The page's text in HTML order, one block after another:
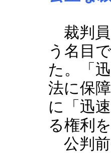
裁判員
う名目
た。「
法に保
に「迅
る権利
公判前